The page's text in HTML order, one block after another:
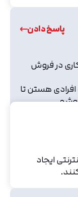
پاسخ دادن
در فروش
هستن تا
ایجاد